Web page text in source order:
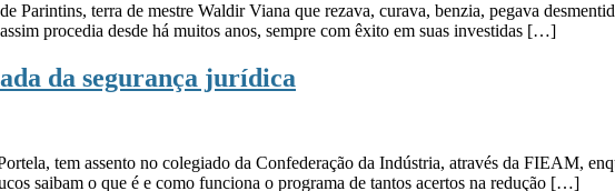
Parintins, terra de mestre Waldir Viana que rezava, curava, benzia, pegava
procedia desde há muitos anos, sempre com êxito em suas investidas […]
da segurança jurídica
tem assento no colegiado da Confederação da Indústria, através da FIEAM,
saibam o que é e como funciona o programa de tantos acertos na redução […]